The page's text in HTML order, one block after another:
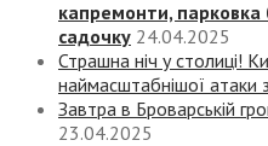
капремонти, парковка
садочку 24.04.2025
Страшна ніч у столиці!
наймасштабнішої атаки
Завтра в Броварській
23.04.2025